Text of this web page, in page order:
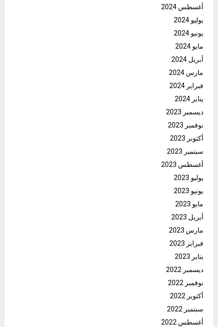
أغسطس 2024
يوليو 2024
يونيو 2024
مايو 2024
أبريل 2024
مارس 2024
فبراير 2024
يناير 2024
ديسمبر 2023
نوفمبر 2023
أكتوبر 2023
سبتمبر 2023
أغسطس 2023
يوليو 2023
يونيو 2023
مايو 2023
أبريل 2023
مارس 2023
فبراير 2023
يناير 2023
ديسمبر 2022
نوفمبر 2022
أكتوبر 2022
سبتمبر 2022
أغسطس 2022